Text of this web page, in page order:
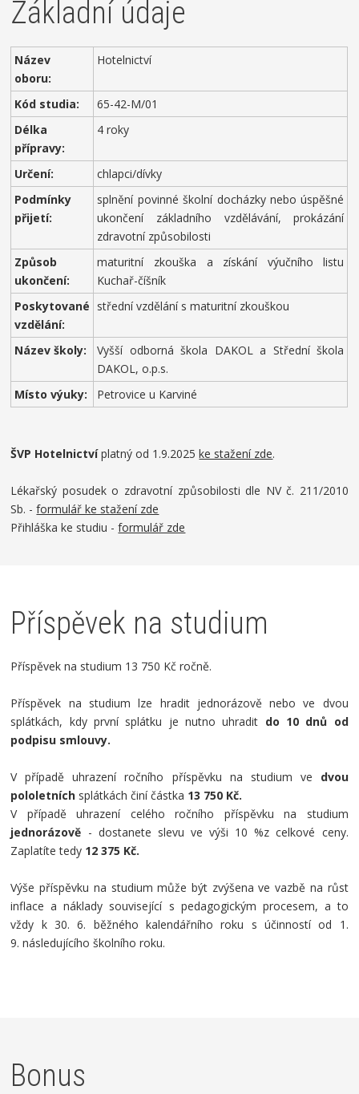
Základní údaje
Název
oboru:
Hotelnictví
Kód studia:
65-42-M/01
Délka
přípravy:
4 roky
Určení:
chlapci/dívky
Podmínky
přijetí:
splnění povinné školní docházky nebo úspěšné
ukončení základního vzdělávání, prokázání
zdravotní způsobilosti
Způsob
ukončení:
maturitní zkouška a získání výučního listu
Kuchař-číšník
Poskytované
vzdělání:
střední vzdělání s maturitní zkouškou
Název školy:
Vyšší odborná škola DAKOL a Střední škola
DAKOL, o.p.s.
Místo výuky:
Petrovice u Karviné
ŠVP Hotelnictvíplatný od 1.9.2025ke stažení zde.
Lékařský posudek o zdravotní způsobilosti dle NV č. 211/2010
Sb. -formulář ke stažení zde
Přihláška ke studiu -formulář zde
Příspěvek na studium
Příspěvek na studium 13 750 Kč ročně.
Příspěvek na studium lze hradit jednorázově nebo ve dvou
splátkách, kdy první splátku je nutno uhradit do 10 dnů od
podpisu smlouvy.
V případě uhrazení ročního příspěvku na studium ve dvou
pololetních splátkách činí částka 13 750 Kč.
V případě uhrazení celého ročního příspěvku na studium
jednorázově - dostanete slevu ve výši 10 %z celkové ceny.
Zaplatíte tedy 12 375 Kč.
Výše příspěvku na studium může být zvýšena ve vazbě na růst
inflace a náklady související s pedagogickým procesem, a to
vždy k 30. 6. běžného kalendářního roku s účinností od 1.
9. následujícího školního roku.
Bonus